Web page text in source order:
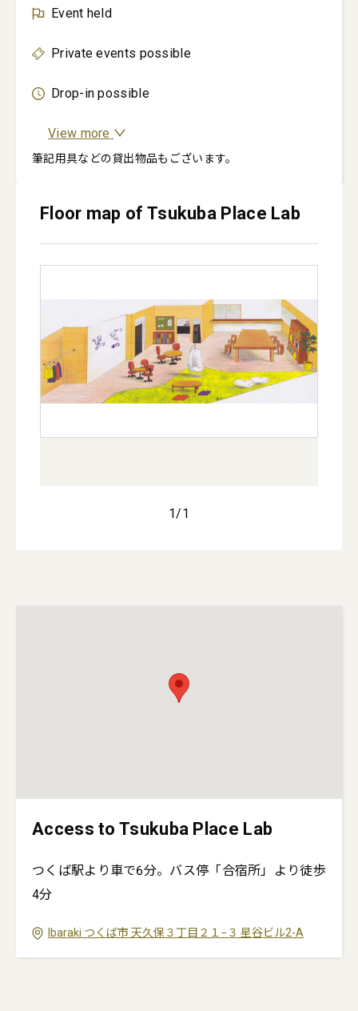
Event held
Private events possible
Drop-in possible
View more
筆記用具などの貸出物品もございます。
Floor map of Tsukuba Place Lab
1/1
Access to Tsukuba Place Lab
つくば駅より車で6分。バス停「合宿所」より徒歩
4分
Ibaraki つくば市 天久保３丁目２１−３ 星谷ビル2-A